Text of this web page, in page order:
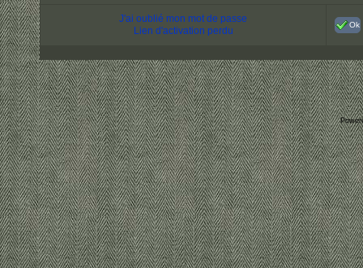
J'ai oublié mon mot de passe
Lien d'activation perdu
Ok